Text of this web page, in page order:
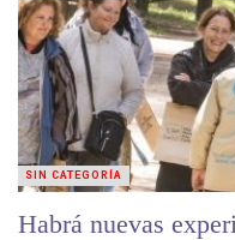
Habrá nuevas
SIN CATEGORÍA